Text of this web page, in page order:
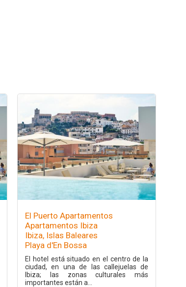
El Puerto Apartamentos
Apartamentos Ibiza
Ibiza, Islas Baleares
Playa d'En Bossa
El hotel está situado en el centro de la
ciudad, en una de las callejuelas de
Ibiza; las zonas culturales más
importantes están a...